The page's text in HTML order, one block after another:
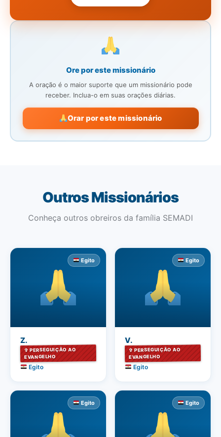
Ore por este missionário
A oração é o maior suporte que um missionário pode
receber. Inclua-o em suas orações diárias.
Orar por este missionário
Outros Missionários
Conheça outros obreiros da família SEMADI
Egito
Z.
✞ PERSEGUIÇÃO AO
EVANGELHO
Egito
Egito
V.
✞ PERSEGUIÇÃO AO
EVANGELHO
Egito
Egito Egito